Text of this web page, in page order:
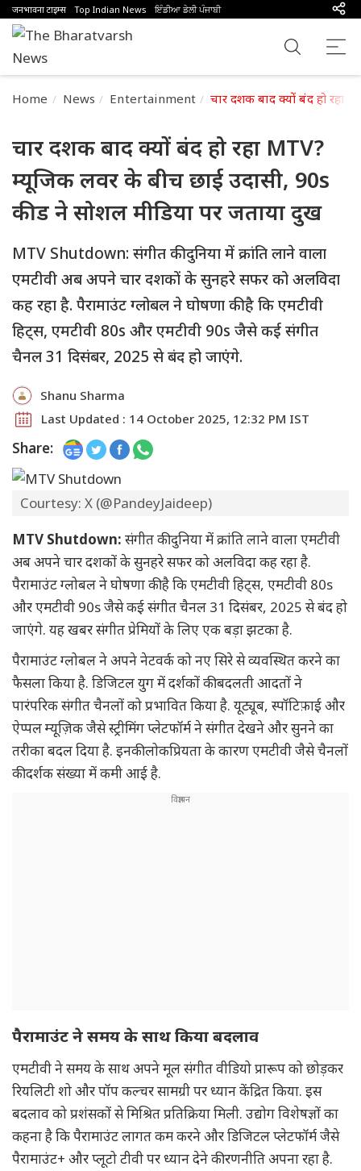
जनभावना टाइम्स Top Indian News ਇੰਡੀਆ ਡੇਲੀ ਪੰਜਾਬੀ
Home News Entertainment चार दशक बाद क्यों बंद हो रहा
चार दशक बाद क्यों बंद हो रहा MTV?
म्यूजिक लवर के बीच छाई उदासी, 90s
कीड ने सोशल मीडिया पर जताया दुख
MTV Shutdown: संगीत की दुनिया में क्रांति लाने वाला
एमटीवी अब अपने चार दशकों के सुनहरे सफर को अलविदा
कह रहा है. पैरामाउंट ग्लोबल ने घोषणा की है कि एमटीवी
हिट्स, एमटीवी 80s और एमटीवी 90s जैसे कई संगीत
चैनल 31 दिसंबर, 2025 से बंद हो जाएंगे.
Shanu Sharma
Last Updated : 14 October 2025, 12:32 PM IST
Share:
Courtesy: X (@PandeyJaideep)
MTV Shutdown: संगीत की दुनिया में क्रांति लाने वाला एमटीवी
अब अपने चार दशकों के सुनहरे सफर को अलविदा कह रहा है.
पैरामाउंट ग्लोबल ने घोषणा की है कि एमटीवी हिट्स, एमटीवी 80s
और एमटीवी 90s जैसे कई संगीत चैनल 31 दिसंबर, 2025 से बंद हो
जाएंगे. यह खबर संगीत प्रेमियों के लिए एक बड़ा झटका है.
पैरामाउंट ग्लोबल ने अपने नेटवर्क को नए सिरे से व्यवस्थित करने का
फैसला किया है. डिजिटल युग में दर्शकों की बदलती आदतों ने
पारंपरिक संगीत चैनलों को प्रभावित किया है. यूट्यूब, स्पॉटिफ़ाई और
ऐप्पल म्यूज़िक जैसे स्ट्रीमिंग प्लेटफॉर्म ने संगीत देखने और सुनने का
तरीका बदल दिया है. इनकी लोकप्रियता के कारण एमटीवी जैसे चैनलों
की दर्शक संख्या में कमी आई है.
पैरामाउंट ने समय के साथ किया बदलाव
एमटीवी ने समय के साथ अपने मूल संगीत वीडियो प्रारूप को छोड़कर
रियलिटी शो और पॉप कल्चर सामग्री पर ध्यान केंद्रित किया. इस
बदलाव को प्रशंसकों से मिश्रित प्रतिक्रिया मिली. उद्योग विशेषज्ञों का
कहना है कि पैरामाउंट लागत कम करने और डिजिटल प्लेटफॉर्म जैसे
पैरामाउंट+ और प्लूटो टीवी पर ध्यान देने की रणनीति अपना रहा है.